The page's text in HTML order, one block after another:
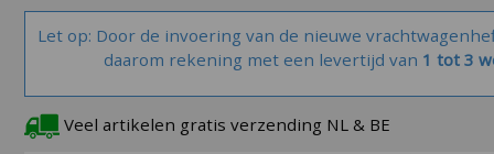
Let op: Door de invoering van de nieuwe
daarom rekening met een levertijd van 1 tot 3
Veel artikelen gratis verzending NL & BE